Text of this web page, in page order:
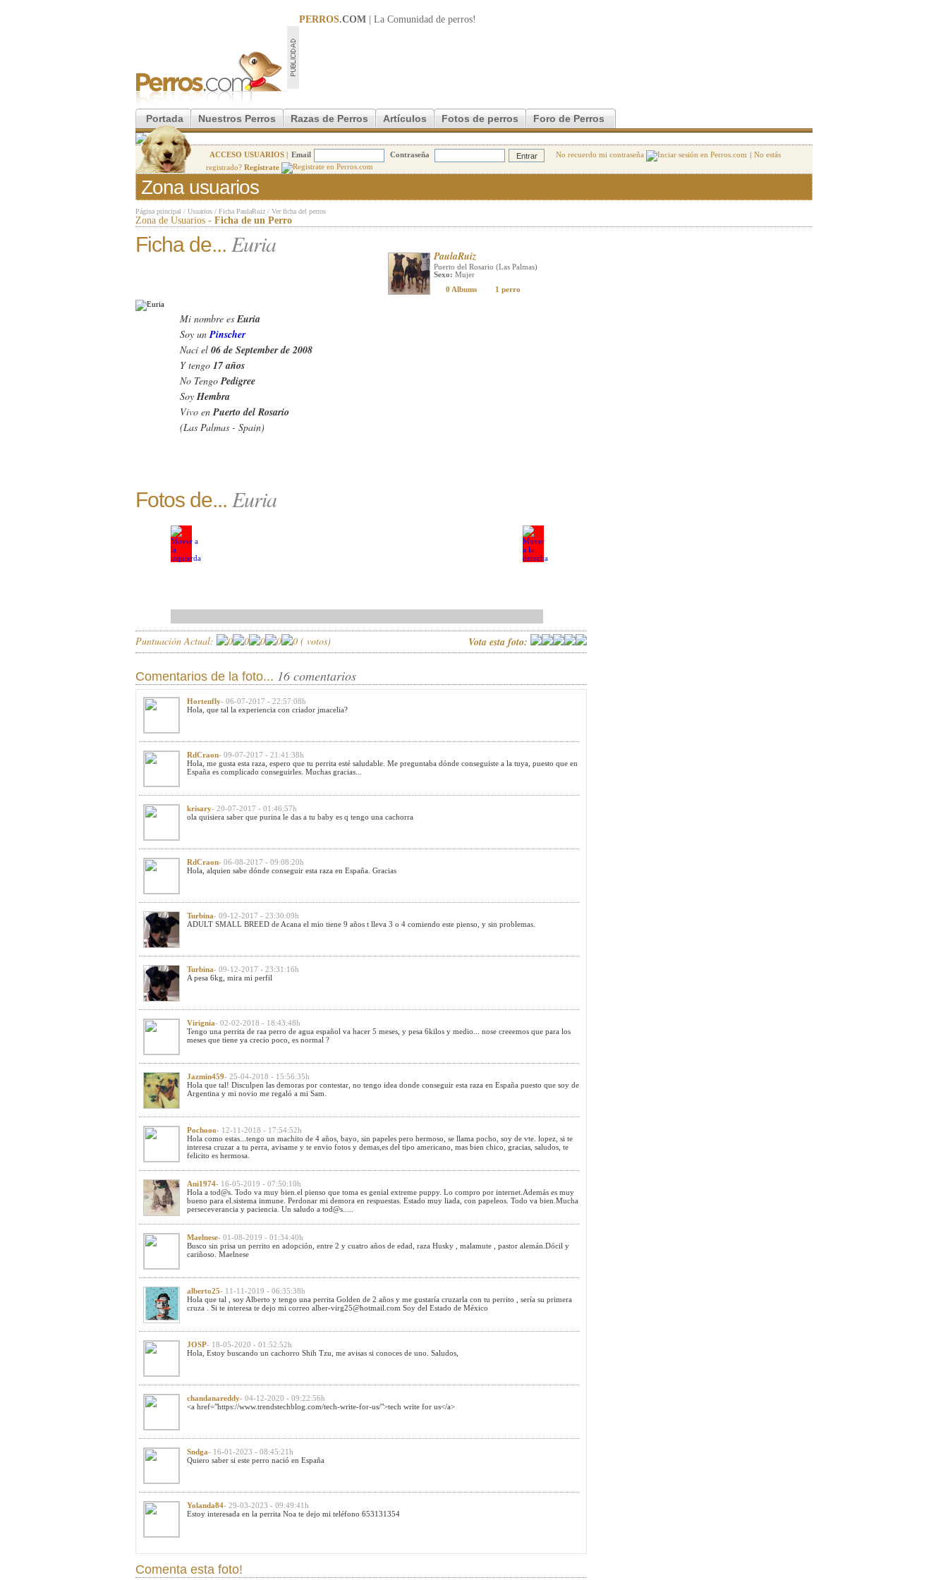
PERROS.COM | La Comunidad de perros!
Portada Nuestros Perros Razas de Perros Artículos Fotos de perros Foro de Perros
ACCESO USUARIOS | Email Contraseña No recuerdo mi contraseña | No estás
registrado? Regístrate
Zona usuarios
Página principal / Usuarios / Ficha PaulaRuiz / Ver ficha del perros
Zona de Usuarios - Ficha de un Perro
Ficha de... Euria PaulaRuiz
Puerto del Rosario (Las Palmas)
Sexo: Mujer
0 Albums
1 perro
Mi nombre esEuria
Soy unPinscher
Nací el 06 de September de 2008
Y tengo 17 años
No TengoPedigree
SoyHembra
Vivo enPuerto del Rosario
(Las Palmas - Spain)
Fotos de... Euria
Puntuación Actual: ( votos) Vota esta foto:
Comentarios de la foto... 16 comentarios
Hortenfly- 06-07-2017 - 22:57:08h
Hola, que tal la experiencia con criador jmacelia?
RdCraon- 09-07-2017 - 21:41:38h
Hola, me gusta esta raza, espero que tu perrita esté saludable. Me preguntaba dónde conseguiste a la tuya, puesto que en
España es complicado conseguirles. Muchas gracias...
krisary- 20-07-2017 - 01:46:57h
ola quisiera saber que purina le das a tu baby es q tengo una cachorra
RdCraon- 06-08-2017 - 09:08:20h
Hola, alquien sabe dónde conseguir esta raza en España. Gracias
Turbina- 09-12-2017 - 23:30:09h
ADULT SMALL BREED de Acana el mio tiene 9 años t lleva 3 o 4 comiendo este pienso, y sin problemas.
Turbina- 09-12-2017 - 23:31:16h
A pesa 6kg, mira mi perfil
Virignia- 02-02-2018 - 18:43:48h
Tengo una perrita de raa perro de agua español va hacer 5 meses, y pesa 6kilos y medio... nose creeemos que para los
meses que tiene ya crecio poco, es normal ?
Jazmin459- 25-04-2018 - 15:56:35h
Hola que tal! Disculpen las demoras por contestar, no tengo idea donde conseguir esta raza en España puesto que soy de
Argentina y mi novio me regaló a mi Sam.
Pochooo- 12-11-2018 - 17:54:52h
Hola como estas...tengo un machito de 4 años, bayo, sin papeles pero hermoso, se llama pocho, soy de vte. lopez, si te
interesa cruzar a tu perra, avisame y te envio fotos y demas,es del tipo americano, mas bien chico, gracias, saludos, te
felicito es hermosa.
Ani1974- 16-05-2019 - 07:50:10h
Hola a tod@s. Todo va muy bien.el pienso que toma es genial extreme puppy. Lo compro por internet.Además es muy
bueno para el.sistema inmune. Perdonar mi demora en respuestas. Estado muy liada, con papeleos. Todo va bien.Mucha
perseceverancia y paciencia. Un saludo a tod@s.....
Maelnese- 01-08-2019 - 01:34:40h
Busco sin prisa un perrito en adopción, entre 2 y cuatro años de edad, raza Husky , malamute , pastor alemán.Dócil y
cariñoso. Maelnese
alberto25- 11-11-2019 - 06:35:38h
Hola que tal , soy Alberto y tengo una perrita Golden de 2 años y me gustaría cruzarla con tu perrito , sería su primera
cruza . Si te interesa te dejo mi correo alber-virg25@hotmail.com Soy del Estado de México
JOSP- 18-05-2020 - 01:52:52h
Hola, Estoy buscando un cachorro Shih Tzu, me avisas si conoces de uno. Saludos,
chandanareddy- 04-12-2020 - 09:22:56h
<a href="https://www.trendstechblog.com/tech-write-for-us/">tech write for us</a>
Sndga- 16-01-2023 - 08:45:21h
Quiero saber si este perro nació en España
Yolanda84- 29-03-2023 - 09:49:41h
Estoy interesada en la perrita Noa te dejo mi teléfono 653131354
Comenta esta foto!